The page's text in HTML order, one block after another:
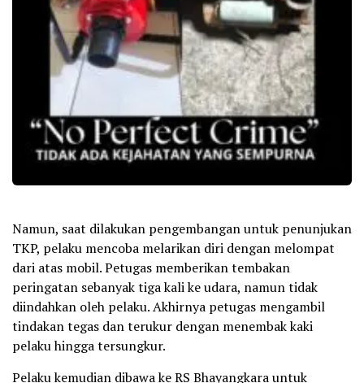
Namun, saat dilakukan pengembangan untuk penunjukan
TKP, pelaku mencoba melarikan diri dengan melompat
dari atas mobil. Petugas memberikan tembakan
peringatan sebanyak tiga kali ke udara, namun tidak
diindahkan oleh pelaku. Akhirnya petugas mengambil
tindakan tegas dan terukur dengan menembak kaki
pelaku hingga tersungkur.
Pelaku kemudian dibawa ke RS Bhayangkara untuk